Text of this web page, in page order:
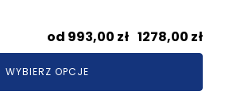
993,00 zł 1278,00 zł
WYBIERZ OPCJE